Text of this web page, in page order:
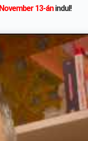
November 13-ánindul!